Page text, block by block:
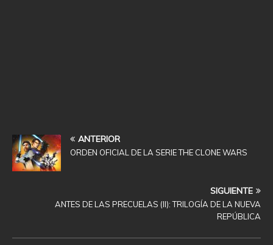
ANTERIOR
ORDEN OFICIAL DE LA SERIE THE CLONE WARS
SIGUIENTE
ANTES DE LAS PRECUELAS (II): TRILOGÍA DE LA NUEVA
REPÚBLICA